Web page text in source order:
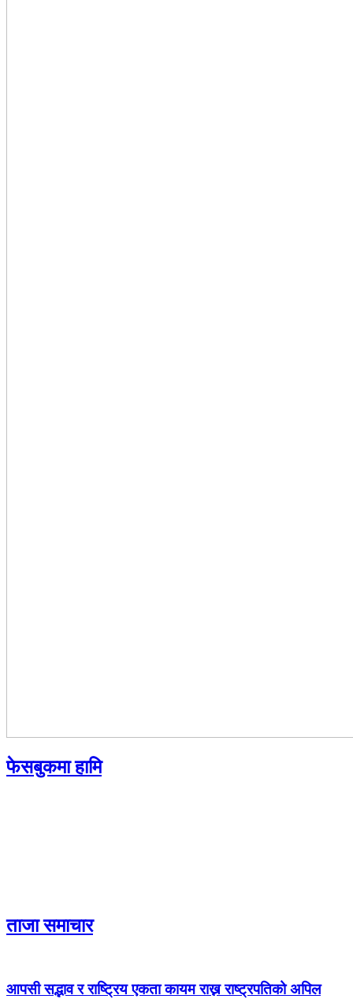
फेसबुकमा हामि
ताजा समाचार
आपसी सद्भाव र राष्ट्रिय एकता कायम राख्न राष्ट्रपतिको अपिल